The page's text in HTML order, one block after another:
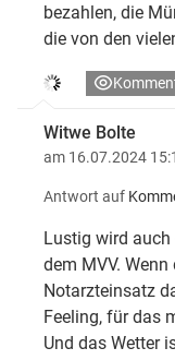
bezahlen, die
die von den
Witwe Bolte
am 16.07.2024
Antwort auf
Lustig wird
dem MVV.
Notarzteinsatz
Feeling, für das
Und das Wetter